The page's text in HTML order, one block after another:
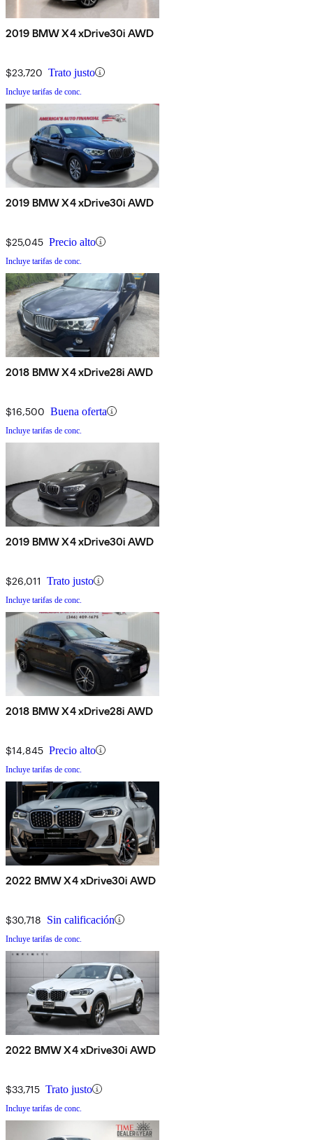
2019 BMW X4 xDrive30i AWD
$23,720 Trato justo
Incluye tarifas de conc.
2019 BMW X4 xDrive30i AWD
$25,045 Precio alto
Incluye tarifas de conc.
2018 BMW X4 xDrive28i AWD
$16,500 Buena oferta
Incluye tarifas de conc.
2019 BMW X4 xDrive30i AWD
$26,011 Trato justo
Incluye tarifas de conc.
2018 BMW X4 xDrive28i AWD
$14,845 Precio alto
Incluye tarifas de conc.
2022 BMW X4 xDrive30i AWD
$30,718 Sin calificación
Incluye tarifas de conc.
2022 BMW X4 xDrive30i AWD
$33,715 Trato justo
Incluye tarifas de conc.